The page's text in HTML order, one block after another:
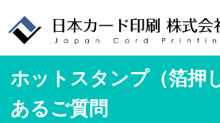
ホットスタンプ（箔押
あるご質問